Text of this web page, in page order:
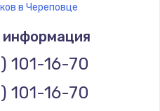
в Череповце
информация
101-16-70
101-16-70